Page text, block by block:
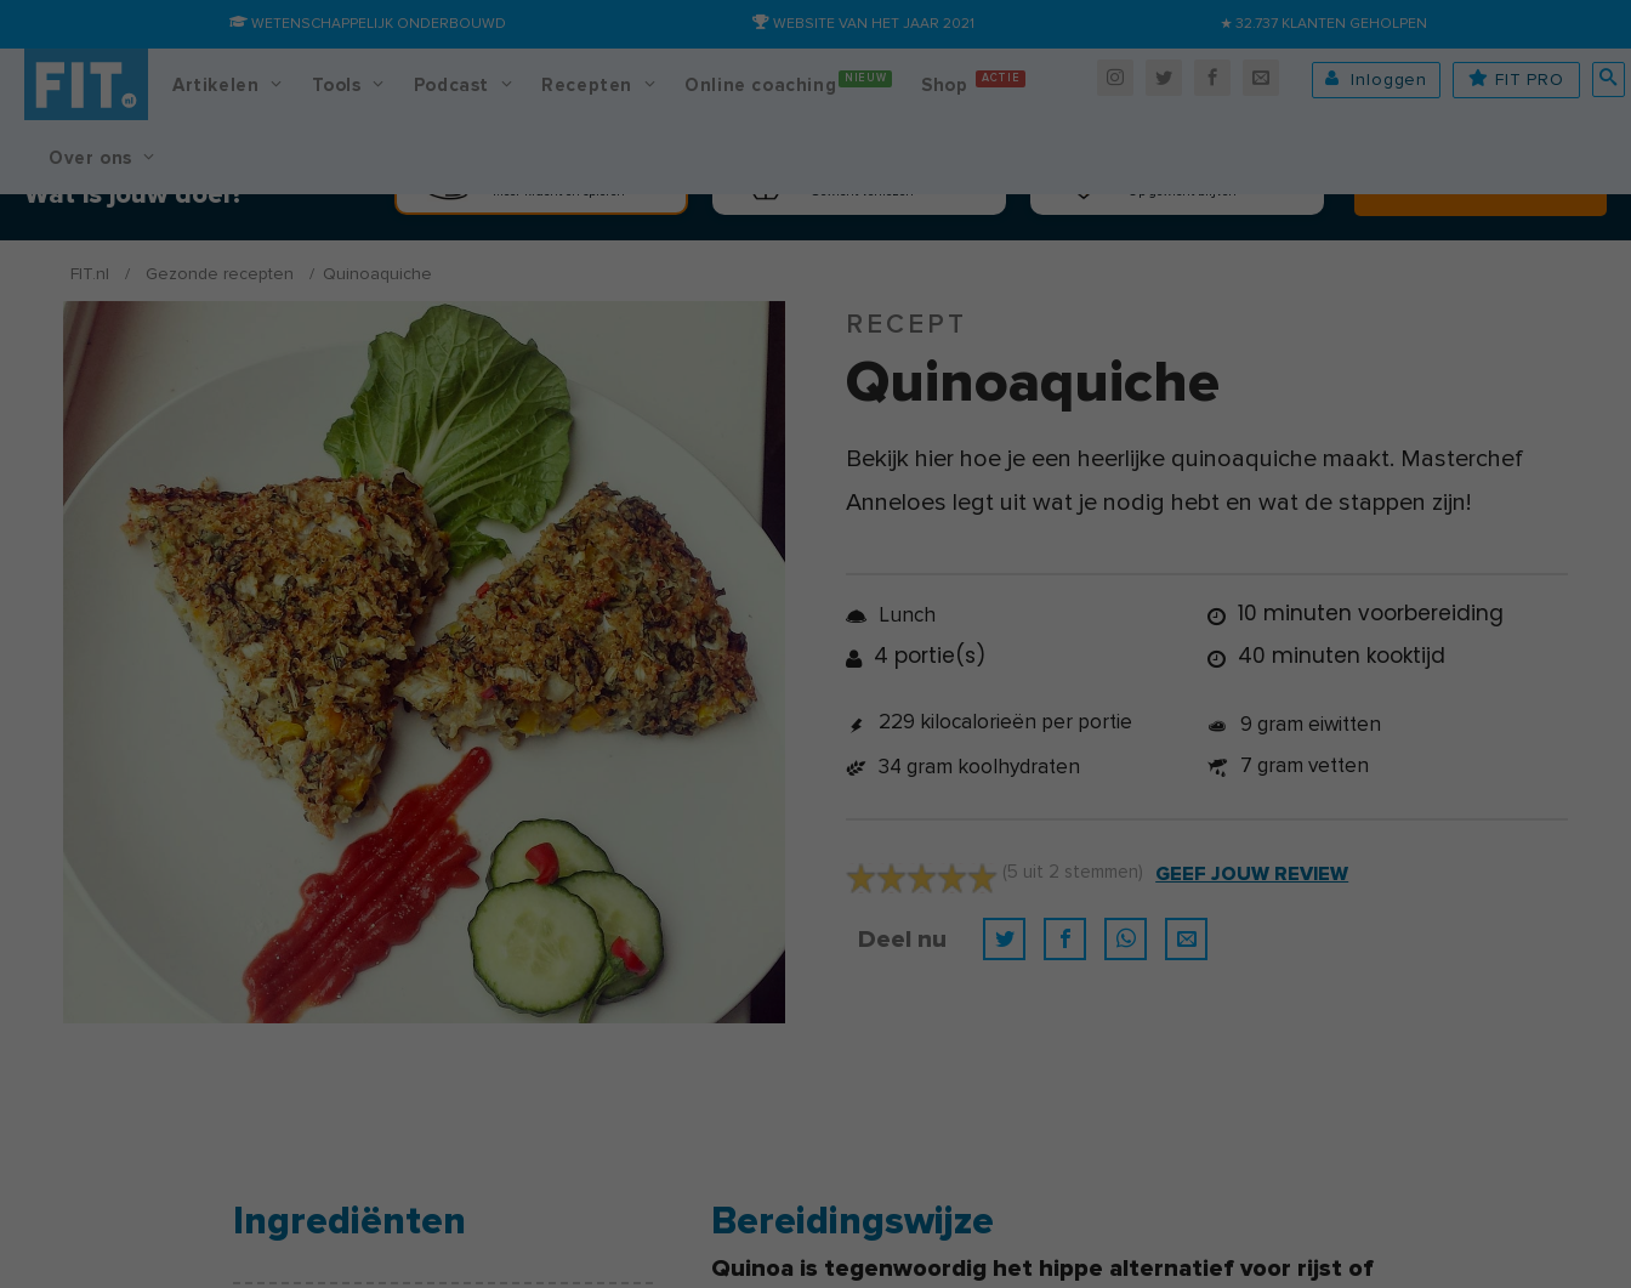
WETENSCHAPPELIJK ONDERBOUWD WEBSITE VAN HET JAAR 2021 ★ 32.737 KLANTEN GEHOLPEN
Artikelen Tools Podcast Recepten Online coaching NIEUW Shop ACTIE
Over ons
Inloggen FIT PRO
Training & voedingsplan
Wat is jouw doel?
FIT.nl / Gezonde recepten / Quinoaquiche
RECEPT
Quinoaquiche
Bekijk hier hoe je een heerlijke quinoaquiche maakt. Masterchef
Anneloes legt uit wat je nodig hebt en wat de stappen zijn!
Lunch
4 portie(s)
10 minuten voorbereiding
40 minuten kooktijd
229 kilocalorieën per portie
9 gram eiwitten
34 gram koolhydraten
7 gram vetten
(5 uit 2 stemmen) GEEF JOUW REVIEW
Deel nu
Ingrediënten Bereidingswijze
Quinoa is tegenwoordig het hippe alternatief voor rijst of